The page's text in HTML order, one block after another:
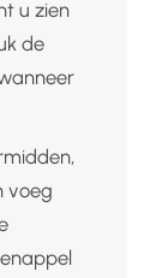
u zien
de
voeg